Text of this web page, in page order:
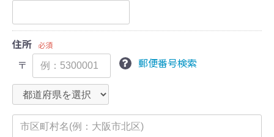
住所 必須
〒 郵便番号検索